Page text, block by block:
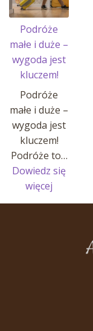
pasji!
Podróże
małe i duże –
wygoda jest
kluczem!
Podróże
małe i duże –
wygoda jest
kluczem!
Podróże to…
Dowiedz się
więcej
Podróże